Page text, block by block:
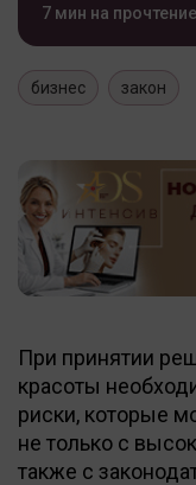
7 мин на прочтение
бизнес закон
При принятии
красоты
риски, которые
не только с
также с